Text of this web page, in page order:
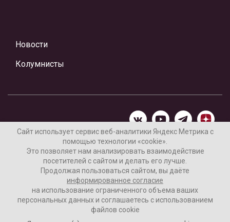
Новости
Колумнисты
Материалы предоставлены редакцией Интернет-газеты
«Ваши новости»
Нашли ошибку? Выделите ее и нажмите Ctrl+Enter
Сайт использует сервис веб-аналитики Яндекс Метрика с
помощью технологии «cookie».
Это позволяет нам анализировать взаимодействие
посетителей с сайтом и делать его лучше.
Продолжая пользоваться сайтом, вы даёте
информированное согласие
на использование ограниченного объема ваших
персональных данных и соглашаетесь с использованием
файлов cookie